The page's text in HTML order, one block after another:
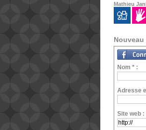
Mathieu
Nom * :
Adresse
Site web :